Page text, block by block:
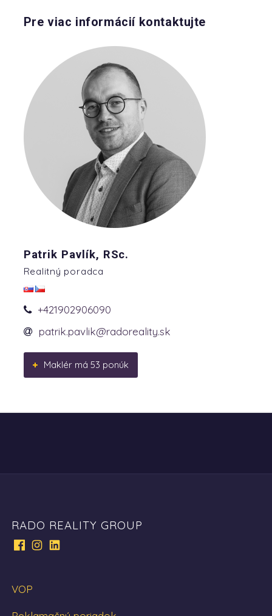
Pre viac informácií kontaktujte
Patrik Pavlík, RSc.
Realitný poradca
+421902906090
patrik.pavlik@radoreality.sk
Maklér má 53 ponúk
RADO REALITY GROUP
VOP